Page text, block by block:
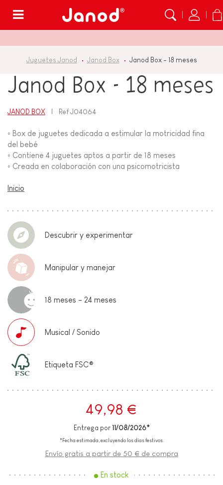
Juguetes Janod Janod Box Janod Box - 18 meses
Janod Box - 18 meses
JANOD BOX RefJ04064
◦ Box de juguetes dedicada a estimular la motricidad fina
del bebé
◦ Contiene 4 juguetes aptos a partir de 18 meses
◦ Creada en colaboración con una psicomotricista
Inicio
Descubrir y experimentar
Manipular y manejar
18 meses - 24 meses
Musical / Sonido
Etiqueta FSC®
49,98 €
Entrega por 11/08/2026*
*Fecha estimada, excluyendo los días festivos.
Envío gratis a partir de 50 € de compra
En stock